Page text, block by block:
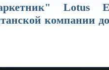
Lotus
компании